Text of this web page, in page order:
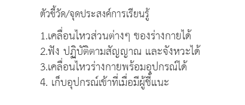
ตัวชี้วัด/จุดประสงค์การเรียนรู้
1.เคลื่อนไหวส่วนต่างๆ ของร่างกายได้
2.ฟัง ปฏิบัติตามสัญญาณ และจังหวะได้
3.เคลื่อนไหวร่างกายพร้อมอุปกรณ์ได้
4. เก็บอุปกรณ์เข้าที่เมื่อมีผู้ชี้แนะ